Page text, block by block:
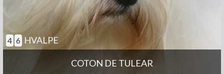
COTON DE TULEAR
4 6 HVALPE